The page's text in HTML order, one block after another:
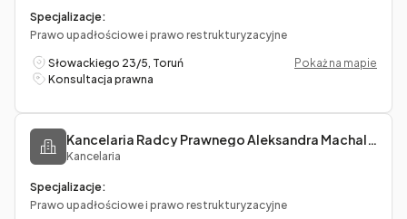
Specjalizacje:
Prawo upadłościowe i prawo restrukturyzacyjne
Słowackiego 23/5, Toruń
Pokaż na mapie
Konsultacja prawna
Kancelaria
Specjalizacje:
Prawo upadłościowe i prawo restrukturyzacyjne